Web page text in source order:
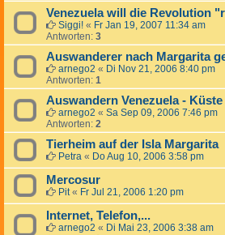
Venezuela will die Revolution
Siggi! « Fr Jan 19, 2007 11:34 am
Antworten: 3
Auswanderer nach Margarita
arnego2 « Di Nov 21, 2006 8:40 pm
Antworten: 1
Auswandern Venezuela - Küste
arnego2 « Sa Sep 09, 2006 7:46 pm
Antworten: 2
Tierheim auf der Isla Margarita
Petra « Do Aug 10, 2006 3:58 pm
Mercosur
Pit« Fr Jul 21, 2006 1:20 pm
Internet, Telefon,...
arnego2 « Di Mai 23, 2006 3:38 am